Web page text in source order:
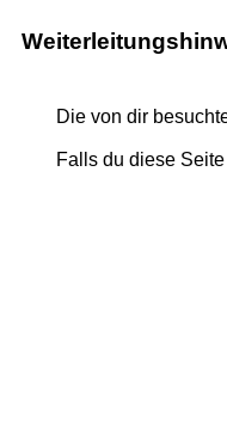
Die von dir
Falls du diese